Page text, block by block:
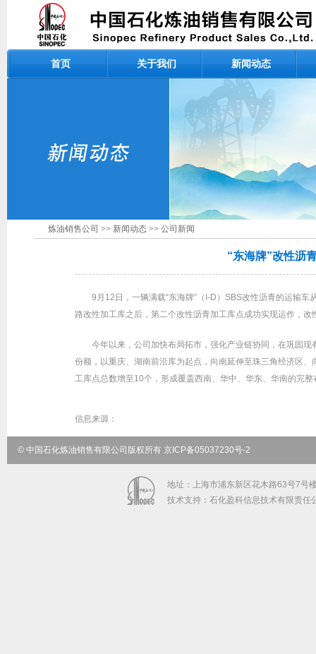
首页 关于我们 新闻动态
炼油销售公司 >> 新闻动态 >> 公司新闻
“东海牌”改性沥
9月12日，一辆满载“东海牌”（I-D）SBS改性沥青的运输
路改性加工库之后，第二个改性沥青加工库点成功实现运作，
今年以来，公司加快布局拓市，强化产业链协同，在巩固
份额，以重庆、湖南前沿库为起点，向南延伸至珠三角经济区
工库点总数增至10个，形成覆盖西南、华中、华东、华南的完整
信息来源：
© 中国石化炼油销售有限公司版权所有 京ICP备05037230号-2
地址：上海市浦东新区花木路63号7
技术支持：石化盈科信息技术有限责任